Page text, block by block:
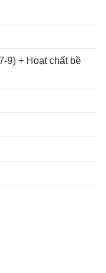
9) + Hoạt chất bề